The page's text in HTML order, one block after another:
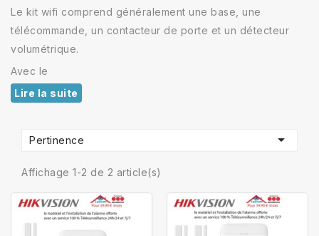
Le kit wifi comprend généralement une base, une
télécommande, un contacteur de porte et un détecteur
volumétrique.
Avec le
Lire la suite
Pertinence 
Affichage 1-2 de 2 article(s)